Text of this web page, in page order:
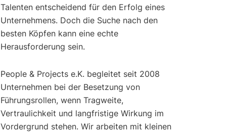
Talenten entscheidend für den Erfolg eines
Unternehmens. Doch die Suche nach den
besten Köpfen kann eine echte
Herausforderung sein.
People & Projects e.K. begleitet seit 2008
Unternehmen bei der Besetzung von
Führungsrollen, wenn Tragweite,
Vertraulichkeit und langfristige Wirkung im
Vordergrund stehen. Wir arbeiten mit kleinen